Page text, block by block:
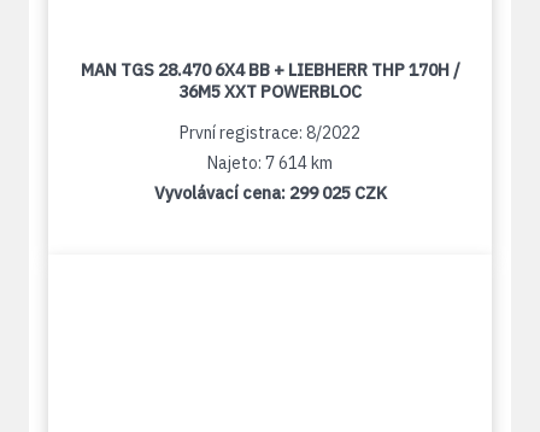
MAN TGS 28.470 6X4 BB + LIEBHERR THP 170H /
36M5 XXT POWERBLOC
První registrace: 8/2022
Najeto: 7 614 km
Vyvolávací cena: 299 025 CZK